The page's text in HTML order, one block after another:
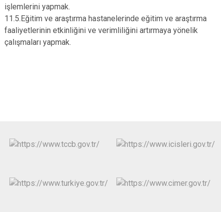
işlemlerini yapmak.
11.5.Eğitim ve araştırma hastanelerinde eğitim ve araştırma
faaliyetlerinin etkinliğini ve verimliliğini artırmaya yönelik
çalışmaları yapmak.